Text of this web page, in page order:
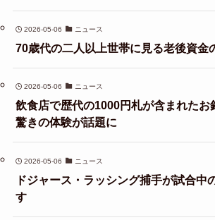
2026-05-06 ニュース
70歳代の二人以上世帯に見る老後資金
2026-05-06 ニュース
飲食店で歴代の1000円札が含まれたお
驚きの体験が話題に
2026-05-06 ニュース
ドジャース・ラッシング捕手が試合中
す